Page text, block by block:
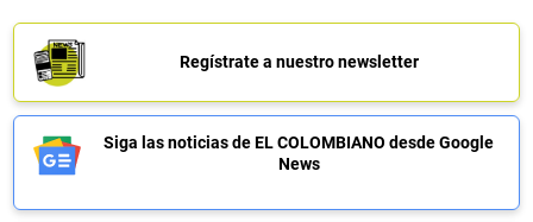
Regístrate a nuestro newsletter
Siga las noticias de EL COLOMBIANO desde Google
News